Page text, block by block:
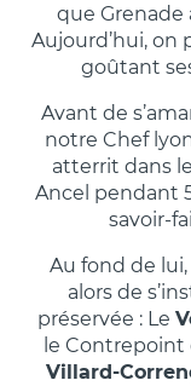
que Grenade
Aujourd’hui,
goûtant
Avant de
notre Chef
atterrit dans
Ancel pendant
savoir-
Au fond de
alors de
préservée : Le
le Contrepoint
Villard-